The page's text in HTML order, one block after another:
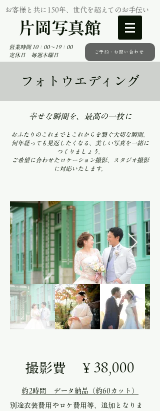
お客様と共に150年、世代を超えてのお手伝い
片岡写真館
営業時間 10：00～19：00
定休日 毎週木曜日
ご予約・お問い合わせ
フォトウエディング
幸せな瞬間を、最高の一枚に
おふたりのこれまでとこれからを繋ぐ大切な瞬間。
何年経っても見返したくなる、美しい写真を一緒に
つくりましょう。
​ご希望に合わせたロケーション撮影、スタジオ撮影
に対応いたします。
撮影費 ￥38,000
​約2時間 データ納品（約60カット）
別途衣装費用やロケ費用等、追加となりま